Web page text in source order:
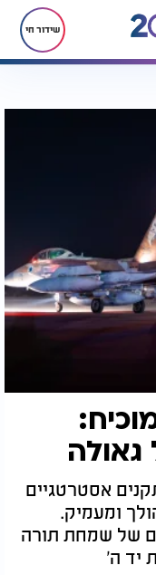
שידור חי
גאולה
אסטרטגיים
ומעמיק.
של שמחת תורה
יד ה'